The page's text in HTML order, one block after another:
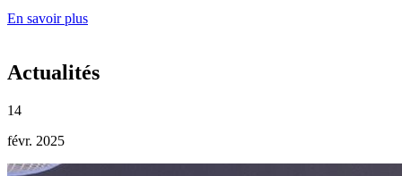
En savoir plus
Actualités
14
févr. 2025